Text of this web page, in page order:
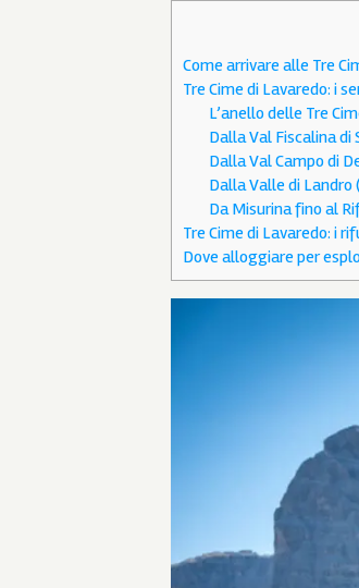
Come arrivare alle Tre
Tre Cime di Lavaredo: i
L’anello delle Tre
Dalla Val Fiscalina
Dalla Val Campo di
Dalla Valle di
Da Misurina fino al
Tre Cime di Lavaredo: i
Dove alloggiare per